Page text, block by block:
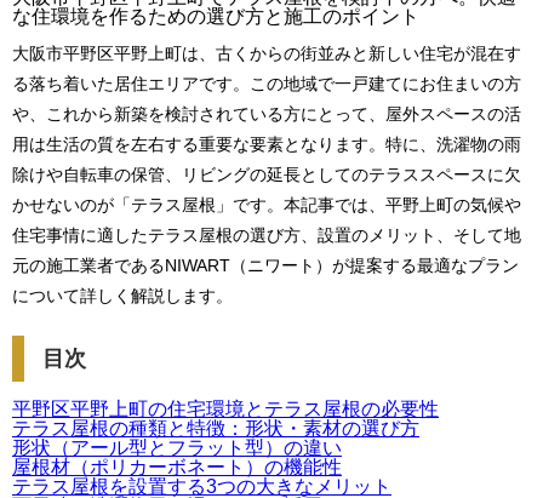
な住環境を作るための選び方と施工のポイント
大阪市平野区平野上町は、古くからの街並みと新しい住宅が混在す
る落ち着いた居住エリアです。この地域で一戸建てにお住まいの方
や、これから新築を検討されている方にとって、屋外スペースの活
用は生活の質を左右する重要な要素となります。特に、洗濯物の雨
除けや自転車の保管、リビングの延長としてのテラススペースに欠
かせないのが「テラス屋根」です。本記事では、平野上町の気候や
住宅事情に適したテラス屋根の選び方、設置のメリット、そして地
元の施工業者であるNIWART（ニワート）が提案する最適なプラン
について詳しく解説します。
目次
平野区平野上町の住宅環境とテラス屋根の必要性
テラス屋根の種類と特徴：形状・素材の選び方
形状（アール型とフラット型）の違い
屋根材（ポリカーボネート）の機能性
テラス屋根を設置する3つの大きなメリット